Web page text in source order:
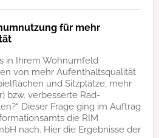
für mehr
in Ihrem Wohnumfeld
von mehr Aufenthaltsqualität
und Sitzplätze, mehr
bzw. verbesserte Rad-
Dieser Frage ging im Auftrag
die RIM
nach. Hier die Ergebnisse der